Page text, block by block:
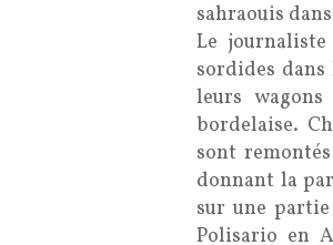
sahraouis
Le
sordides
leurs
bordelaise.
sont
donnant la
sur une
Polisario en